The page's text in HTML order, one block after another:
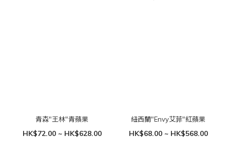
青森"王林"青蘋果
HK$72.00 ~ HK$628.00
紐西蘭"Envy艾菲"紅蘋果
HK$68.00 ~ HK$568.00